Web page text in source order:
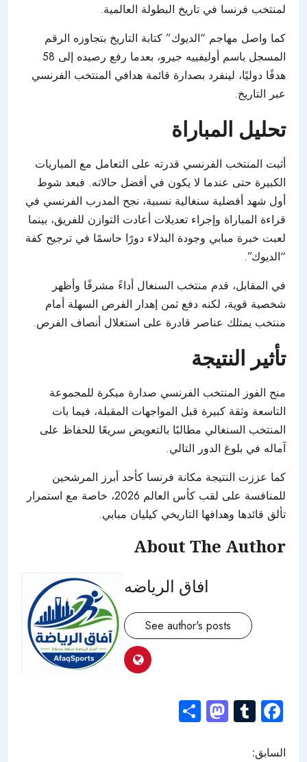
لمنتخب فرنسا في تاريخ البطولة العالمية.
كما واصل مهاجم “الديوك” كتابة التاريخ بتجاوزه الرقم
المسجل باسم أوليفييه جيرو، بعدما رفع رصيده إلى 58
هدفًا دوليًا، لينفرد بصدارة قائمة هدافي المنتخب الفرنسي
عبر التاريخ.
تحليل المباراة
أثبت المنتخب الفرنسي قدرته على التعامل مع المباريات
الكبيرة حتى عندما لا يكون في أفضل حالاته. فبعد شوط
أول شهد أفضلية سنغالية نسبية، نجح المدرب الفرنسي في
قراءة المباراة وإجراء تعديلات أعادت التوازن للفريق، بينما
لعبت خبرة مبابي وجودة البدلاء دورًا حاسمًا في ترجيح كفة
“الديوك”.
في المقابل، قدم منتخب السنغال أداءً مشرفًا وأظهر
شخصية قوية، لكنه دفع ثمن إهدار الفرص السهلة أمام
منتخب يمتلك عناصر قادرة على استغلال أنصاف الفرص.
تأثير النتيجة
منح الفوز المنتخب الفرنسي صدارة مبكرة للمجموعة
التاسعة وثقة كبيرة قبل المواجهات المقبلة، فيما بات
المنتخب السنغالي مطالبًا بالتعويض سريعًا للحفاظ على
آماله في بلوغ الدور التالي.
كما عززت النتيجة مكانة فرنسا كأحد أبرز المرشحين
للمنافسة على لقب كأس العالم 2026، خاصة مع استمرار
تألق قائدها وهدافها التاريخي كيليان مبابي.
About The Author
افاق الرياضه
See author's posts
Facebook
Tumblr
Mastodon
السابق: